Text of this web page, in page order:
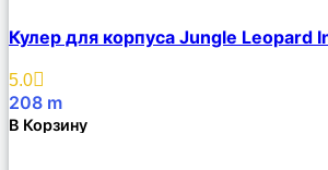
Описание
Избранное
Кулер для корпуса Jungle Leopard
5.0
208 m
В Корзину